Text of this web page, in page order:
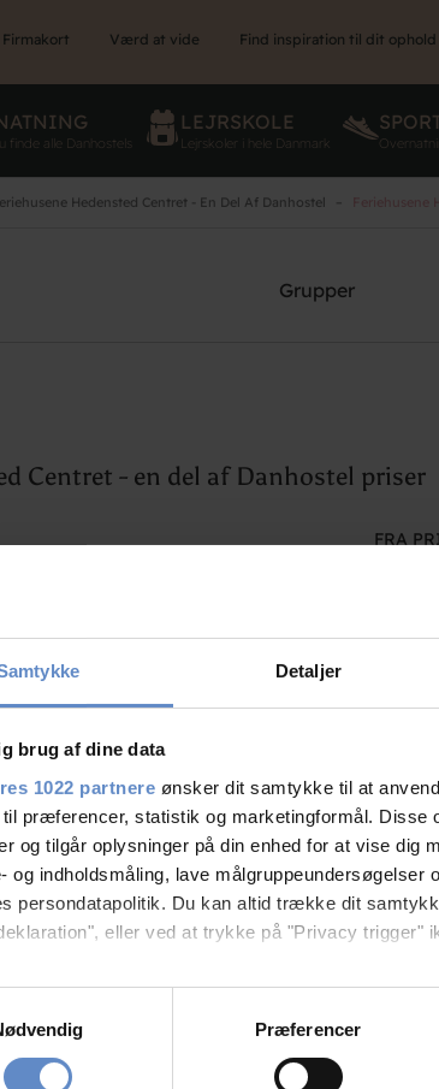
Detaljer
brug af dine data
1022 partnere ønsker dit samtykke til at
til præferencer, statistik og marketingformål.
og tilgår oplysninger på din enhed for at vise dig
og indholdsmåling, lave målgruppeundersøgelser
persondatapolitik. Du kan altid trække dit
eller ved at trykke på "Privacy trigger"
det, vil vi også gerne:
præcise oplysninger om din placering, der
Præferencer
Firmakort Værd at vide Find inspiration til dit ophold
finde alle Danhostels
LEJRSKOLE
Lejrskoler i hele Danmark
- en del
Hedensted Centret - En Del Af Danhostel
Grupper
Centret - en del af Danhostel priser
FRA
tekøkken (1-2 pers.)